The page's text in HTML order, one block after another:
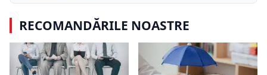
RECOMANDĂRILE NOASTRE